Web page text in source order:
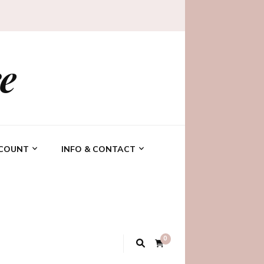
INFO & CONTACT
0